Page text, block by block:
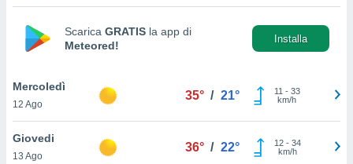
la
nella
cookie
il tuo
Scarica GRATIS la app di
Meteored!
Installa
Mercoledì
12 Ago
35° / 21° 11 - 33
km/h
Giovedi
13 Ago
36° / 22° 12- 34
km/h